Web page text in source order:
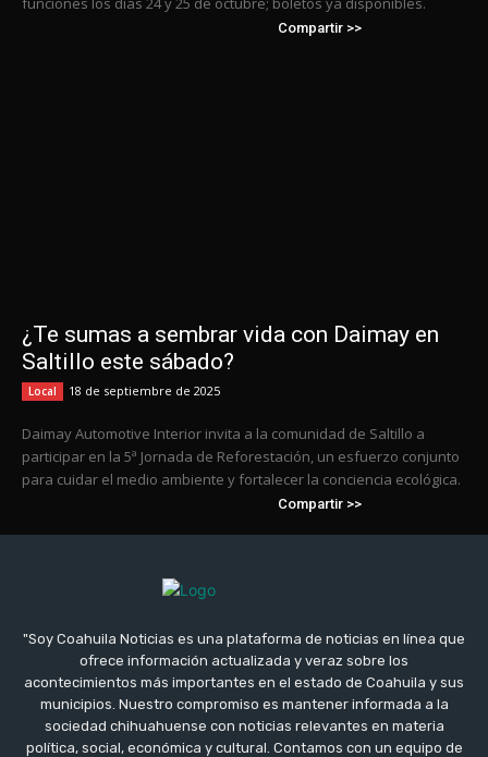
Compartir >>
¿Te sumas a sembrar vida con Daimay en
Saltillo este sábado?
Local 18 de septiembre de 2025
Daimay Automotive Interior invita a la comunidad de Saltillo a
participar en la 5ª Jornada de Reforestación, un esfuerzo conjunto
para cuidar el medio ambiente y fortalecer la conciencia ecológica.
Compartir >>
"Soy Coahuila Noticias es una plataforma de noticias en línea que
ofrece información actualizada y veraz sobre los
acontecimientos más importantes en el estado de Coahuila y sus
municipios. Nuestro compromiso es mantener informada a la
sociedad chihuahuense con noticias relevantes en materia
política, social, económica y cultural. Contamos con un equipo de